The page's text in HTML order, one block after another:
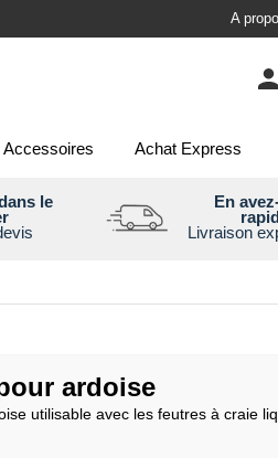
A
Accessoires Achat Express
le
En
Livraison
ardoise
utilisable avec les feutres à craie